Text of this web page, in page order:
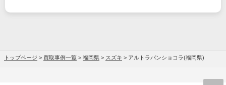
トップページ > 買取事例一覧 > 福岡県 > スズキ > アルトラパンショコラ(福岡県)